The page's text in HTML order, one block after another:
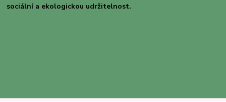
sociální a ekologickou udržitelnost.